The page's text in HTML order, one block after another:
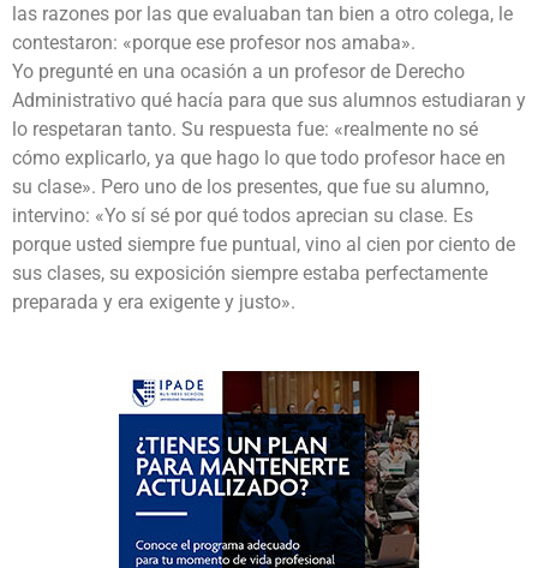
las razones por las que evaluaban tan bien a otro colega, le
contestaron: «porque ese profesor nos amaba».
Yo pregunté en una ocasión a un profesor de Derecho
Administrativo qué hacía para que sus alumnos estudiaran y
lo respetaran tanto. Su respuesta fue: «realmente no sé
cómo explicarlo, ya que hago lo que todo profesor hace en
su clase». Pero uno de los presentes, que fue su alumno,
intervino: «Yo sí sé por qué todos aprecian su clase. Es
porque usted siempre fue puntual, vino al cien por ciento de
sus clases, su exposición siempre estaba perfectamente
preparada y era exigente y justo».